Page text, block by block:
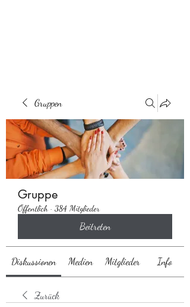
Gruppen
Gruppe
Öffentlich · 384 Mitglieder
Beitreten
Diskussionen Medien Mitglieder Info
Zurück